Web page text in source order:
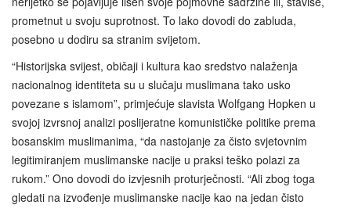
prometnut u svoju suprotnost. To lako dovodi do zabluda,
posebno u dodiru sa stranim svijetom.
“Historijska svijest, običaji i kultura kao sredstvo nalaženja
nacionalnog identiteta su u slučaju muslimana tako usko
povezane s islamom”, primjećuje slavista Wolfgang Hopken u
svojoj izvrsnoj analizi poslijeratne komunističke politike prema
bosanskim muslimanima, “da nastojanje za čisto svjetovnim
legitimiranjem muslimanske nacije u praksi teško polazi za
rukom.” Ono dovodi do izvjesnih proturječnosti. “Ali zbog toga
gledati na izvođenje muslimanske nacije kao na jedan čisto